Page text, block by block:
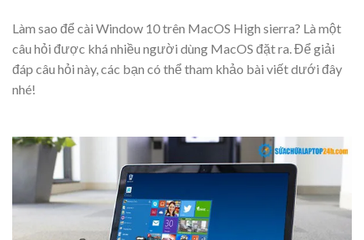
Làm sao để cài Window 10 trên MacOS High sierra? Là một
câu hỏi được khá nhiều người dùng MacOS đặt ra. Để giải
đáp câu hỏi này, các bạn có thể tham khảo bài viết dưới đây
nhé!